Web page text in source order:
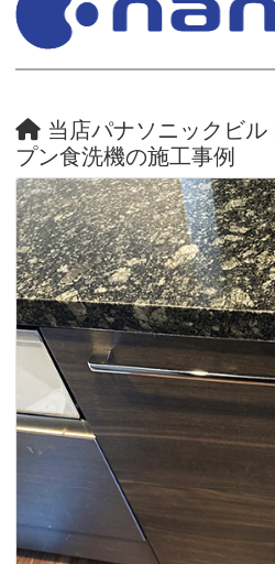
当店パナソニックビ
プン食洗機の施工事例